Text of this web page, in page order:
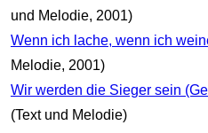
und Melodie, 2001)
Wenn ich lache, wenn ich
Melodie, 2001)
Wir werden die Sieger sein
(Text und Melodie)